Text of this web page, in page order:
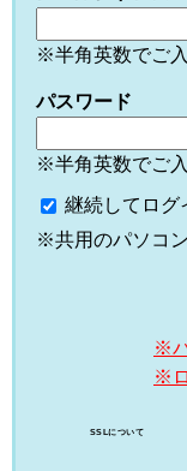
※半角英数でご
パスワード
※半角英数でご
継続してログ
※共用のパソコ
※
※
SSLについて